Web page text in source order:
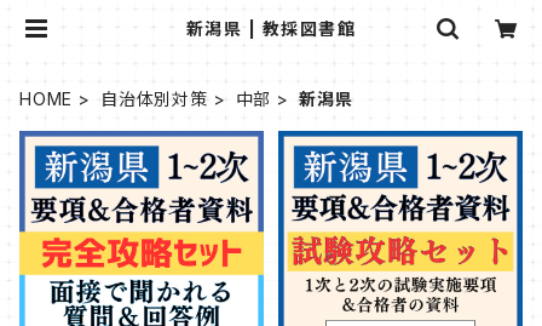
新潟県 | 教採図書館
HOME 自治体別対策 中部 新潟県